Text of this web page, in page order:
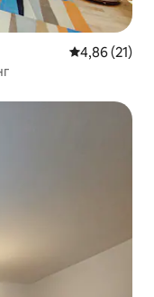
Середня
4,86 (21)